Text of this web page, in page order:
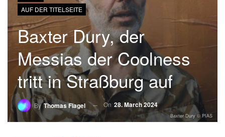
AUF DER TITELSEITE
Baxter Dury, der
Messias der Coolness
tritt in Straßburg auf
ByThomas Flagel On 28. March 2024
Baxter Dury © PIAS